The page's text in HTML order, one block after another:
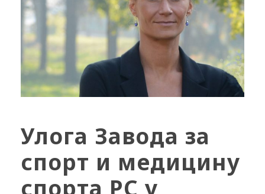
Улога Завода за
спорт и медицину
спорта РС у